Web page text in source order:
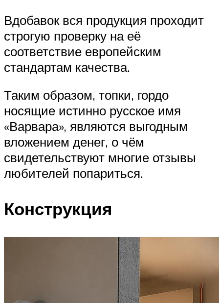
Вдобавок вся продукция проходит
строгую проверку на её
соответствие европейским
стандартам качества.
Таким образом, топки, гордо
носящие истинно русское имя
«Варвара», являются выгодным
вложением денег, о чём
свидетельствуют многие отзывы
любителей попариться.
Конструкция